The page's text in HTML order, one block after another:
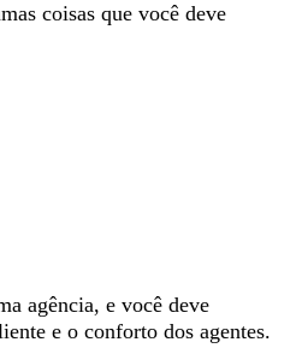
coisas que você deve
agência, e você deve
e o conforto dos agentes.